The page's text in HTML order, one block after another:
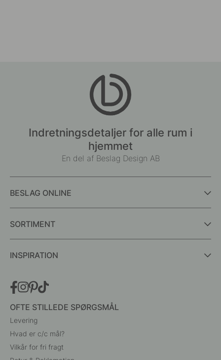
Indretningsdetaljer for alle rum i
hjemmet
En del af Beslag Design AB
BESLAG ONLINE
SORTIMENT
INSPIRATION
OFTE STILLEDE SPØRGSMÅL
Levering
Hvad er c/c mål?
Vilkår for fri fragt